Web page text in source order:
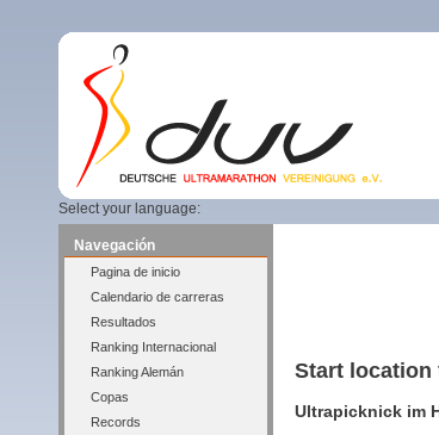
Select your language:
Navegación
Pagina de inicio
Calendario de carreras
Resultados
Ranking Internacional
Ranking Alemán
Copas
Records
Start location
Ultrapicknick im